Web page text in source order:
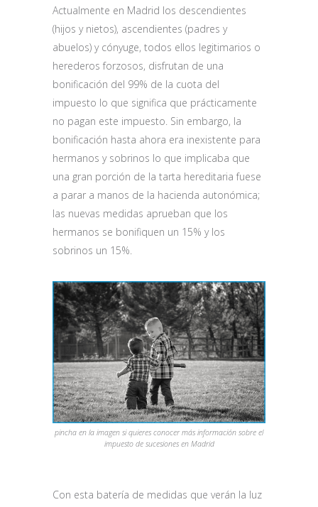
Actualmente en Madrid los descendientes
(hijos y nietos), ascendientes (padres y
abuelos) y cónyuge, todos ellos legitimarios o
herederos forzosos, disfrutan de una
bonificación del 99% de la cuota del
impuesto lo que significa que prácticamente
no pagan este impuesto. Sin embargo, la
bonificación hasta ahora era inexistente para
hermanos y sobrinos lo que implicaba que
una gran porción de la tarta hereditaria fuese
a parar a manos de la hacienda autonómica;
las nuevas medidas aprueban que los
hermanos se bonifiquen un 15% y los
sobrinos un 15%.
pincha en la imagen si quieres conocer más información sobre el
impuesto de sucesiones en Madrid
Con esta batería de medidas que verán la luz